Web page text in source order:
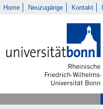
Home Neuzugänge Kontakt